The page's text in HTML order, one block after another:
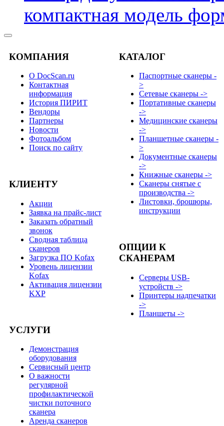
компактная модель
КОМПАНИЯ
О DocScan.ru
Контактная
информация
История ПИРИТ
Вендоры
Партнеры
Новости
Фотоальбом
Поиск по сайту
КЛИЕНТУ
Акции
Заявка на прайс-лист
Заказать обратный
звонок
Сводная таблица
сканеров
Загрузка ПО Kofax
Уровень лицензии
Kofax
Активация лицензии
KXP
УСЛУГИ
Демонстрация
оборудования
Сервисный центр
О важности
регулярной
профилактической
чистки поточного
сканера
Аренда сканеров
КАТАЛОГ
Паспортные сканеры -
>
Сетевые сканеры ->
Портативные сканеры
->
Медицинские сканеры
->
Планшетные сканеры -
>
Документные сканеры
->
Книжные сканеры ->
Сканеры снятые с
производства ->
Листовки, брошюры,
инструкции
ОПЦИИ К
СКАНЕРАМ
Серверы USB-
устройств ->
Принтеры надпечатки
->
Планшеты ->